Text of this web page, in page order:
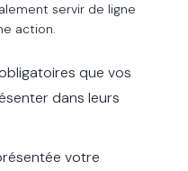
servir de ligne
action.
que vos
dans leurs
votre